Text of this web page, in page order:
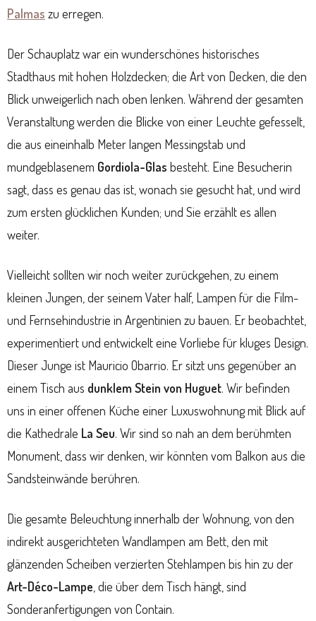
Palmas zu erregen.
Der Schauplatz war ein wunderschönes historisches
Stadthaus mit hohen Holzdecken; die Art von Decken, die den
Blick unweigerlich nach oben lenken. Während der gesamten
Veranstaltung werden die Blicke von einer Leuchte gefesselt,
die aus eineinhalb Meter langen Messingstab und
mundgeblasenem Gordiola-Glas besteht. Eine Besucherin
sagt, dass es genau das ist, wonach sie gesucht hat, und wird
zum ersten glücklichen Kunden; und Sie erzählt es allen
weiter.
Vielleicht sollten wir noch weiter zurückgehen, zu einem
kleinen Jungen, der seinem Vater half, Lampen für die Film-
und Fernsehindustrie in Argentinien zu bauen. Er beobachtet,
experimentiert und entwickelt eine Vorliebe für kluges Design.
Dieser Junge ist Mauricio Obarrio. Er sitzt uns gegenüber an
einem Tisch aus dunklem Stein von Huguet. Wir befinden
uns in einer offenen Küche einer Luxuswohnung mit Blick auf
die Kathedrale La Seu. Wir sind so nah an dem berühmten
Monument, dass wir denken, wir könnten vom Balkon aus die
Sandsteinwände berühren.
Die gesamte Beleuchtung innerhalb der Wohnung, von den
indirekt ausgerichteten Wandlampen am Bett, den mit
glänzenden Scheiben verzierten Stehlampen bis hin zu der
Art-Déco-Lampe , die über dem Tisch hängt, sind
Sonderanfertigungen von Contain.